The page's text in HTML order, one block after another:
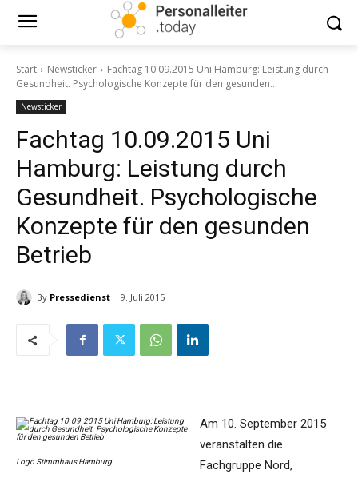
Start Newsticker
Fachtag 10.09.2015 Uni Hamburg: Leistung durch
Gesundheit. Psychologische Konzepte für den gesunden...
Newsticker
Fachtag 10.09.2015 Uni
Hamburg: Leistung durch
Gesundheit. Psychologische
Konzepte für den gesunden
Betrieb
By Pressedienst 9. Juli 2015
Logo Stimmhaus Hamburg
Am 10. September 2015
veranstalten die
Fachgruppe Nord,